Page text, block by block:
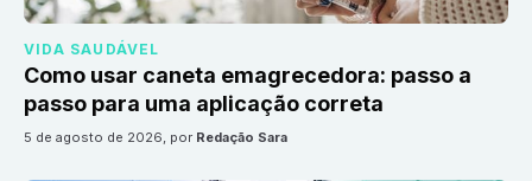
VIDA SAUDÁVEL
Como usar caneta emagrecedora: passo a
passo para uma aplicação correta
5 de agosto de 2026, por Redação Sara